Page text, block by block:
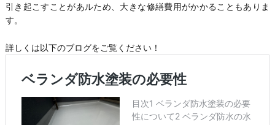
引き起こすことがあルため、大きな修繕費用がかかることもありま
す。
詳しくは以下のブログをご覧ください！